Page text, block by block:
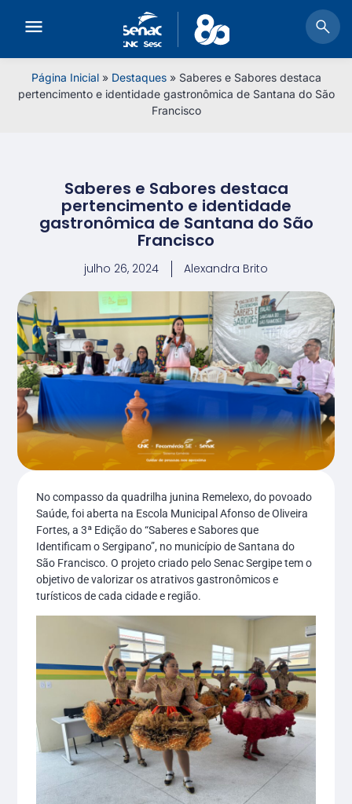
Página Inicial» Destaques» Saberes e Sabores destaca
pertencimento e identidade gastronômica de Santana do São
Francisco
Saberes e Sabores destaca
pertencimento e identidade
gastronômica de Santana do São
Francisco
julho 26, 2024 Alexandra Brito
No compasso da quadrilha junina Remelexo, do povoado
Saúde, foi aberta na Escola Municipal Afonso de Oliveira
Fortes, a 3ª Edição do “Saberes e Sabores que
Identificam o Sergipano”, no município de Santana do
São Francisco. O projeto criado pelo Senac Sergipe tem o
objetivo de valorizar os atrativos gastronômicos e
turísticos de cada cidade e região.